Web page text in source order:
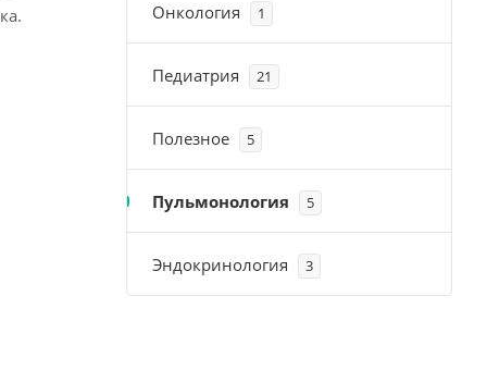
Онкология 1
Педиатрия 21
Полезное 5
Пульмонология 5
Эндокринология 3